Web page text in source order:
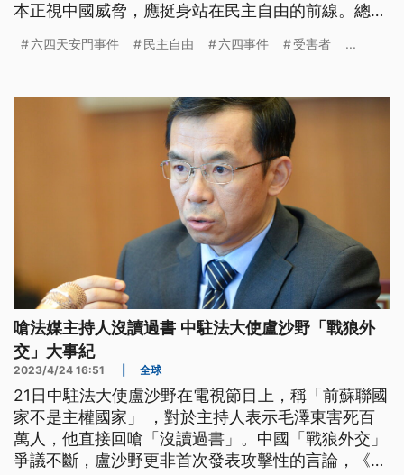
本正視中國威脅，應挺身站在民主自由的前線。總統
相、撫慰傷痛，開啟和解與對話。民團與NGO團體晚
民主自由。
六四天安門事件 民主自由 六四事件 受害者 ...
嗆法媒主持人沒讀過書 中駐法大使盧沙野「戰狼外
交」大事紀
2023/4/24 16:51 全球
21日中駐法大使盧沙野在電視節目上，稱「前蘇聯國
家不是主權國家」 ，對於主持人表示毛澤東害死百
萬人，他直接回嗆「沒讀過書」。中國「戰狼外交」
爭議不斷，盧沙野更非首次發表攻擊性的言論，《公